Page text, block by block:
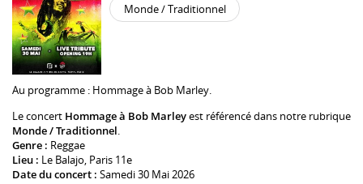
Monde / Traditionnel
Au programme : Hommage à Bob Marley.
Le concert Hommage à Bob Marleyest référencé dans notre rubrique
Monde / Traditionnel.
Genre : Reggae
Lieu : Le Balajo, Paris 11e
Date du concert : Samedi 30 Mai 2026